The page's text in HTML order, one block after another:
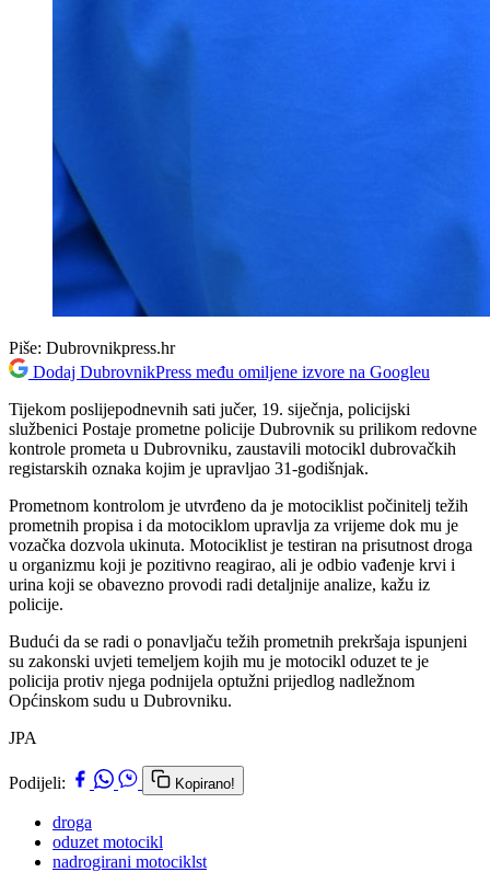
Piše: Dubrovnikpress.hr
Dodaj DubrovnikPress među omiljene izvore na Googleu
Tijekom poslijepodnevnih sati jučer, 19. siječnja, policijski
službenici Postaje prometne policije Dubrovnik su prilikom redovne
kontrole prometa u Dubrovniku, zaustavili motocikl dubrovačkih
registarskih oznaka kojim je upravljao 31-godišnjak.
Prometnom kontrolom je utvrđeno da je motociklist počinitelj težih
prometnih propisa i da motociklom upravlja za vrijeme dok mu je
vozačka dozvola ukinuta. Motociklist je testiran na prisutnost droga
u organizmu koji je pozitivno reagirao, ali je odbio vađenje krvi i
urina koji se obavezno provodi radi detaljnije analize, kažu iz
policije.
Budući da se radi o ponavljaču težih prometnih prekršaja ispunjeni
su zakonski uvjeti temeljem kojih mu je motocikl oduzet te je
policija protiv njega podnijela optužni prijedlog nadležnom
Općinskom sudu u Dubrovniku.
JPA
Podijeli: Kopirano!
droga
oduzet motocikl
nadrogirani motociklst